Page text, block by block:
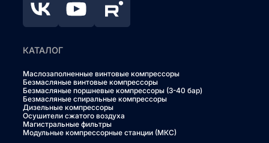
КАТАЛОГ
Маслозаполненные винтовые компрессоры
Безмасляные винтовые компрессоры
Безмасляные поршневые компрессоры (3-40 бар)
Безмасляные спиральные компрессоры
Дизельные компрессоры
Осушители сжатого воздуха
Магистральные фильтры
Модульные компрессорные станции (МКС)